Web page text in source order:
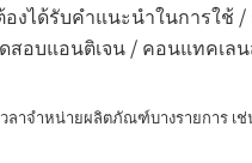
ได้รับคำแนะนำในการใช้
สอบแอนติเจน / คอนแทคเ
าจำหน่ายผลิตภัณฑ์บางรายการ เ